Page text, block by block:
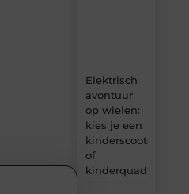
Elektrisch
avontuur
op wielen:
kies je een
kinderscooter
of
kinderquad?